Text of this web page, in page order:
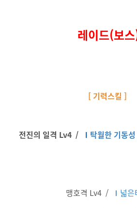
레이드(보
[ 기력스킬 ]
전진의 일격 Lv4 / Ⅰ 탁월한 기동성
맹호격 Lv4 / Ⅰ 넓은